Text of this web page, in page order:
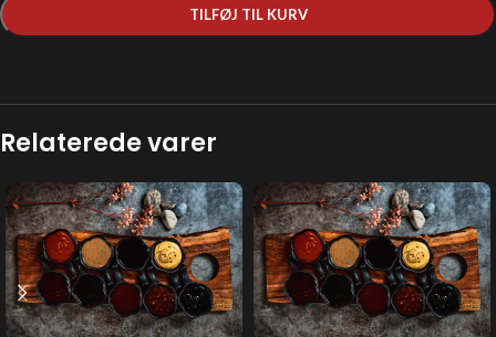
TILFØJ TIL KURV
Relaterede varer